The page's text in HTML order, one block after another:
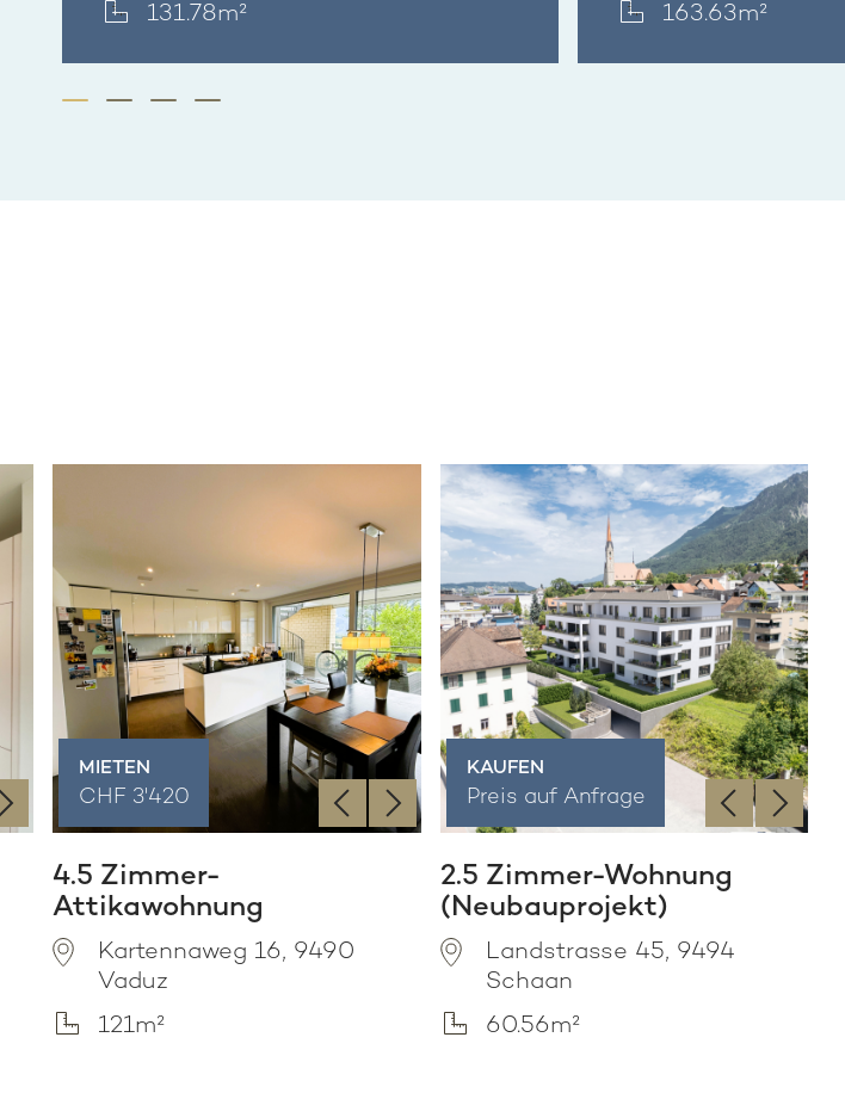
131.78m²
163.63m²
›
MIETEN
CHF 3'420 ‹ ›
4.5 Zimmer-
Attikawohnung
Kartennaweg 16, 9490
Vaduz
121m²
KAUFEN
Preis auf Anfrage ‹ ›
2.5 Zimmer-Wohnung
(Neubauprojekt)
Landstrasse 45, 9494
Schaan
60.56m²